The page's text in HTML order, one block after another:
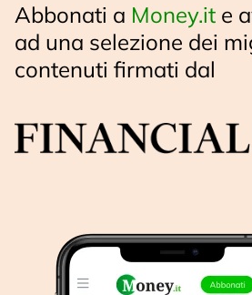
Abbonati a Money.it e
ad una selezione dei
contenuti firmati dal